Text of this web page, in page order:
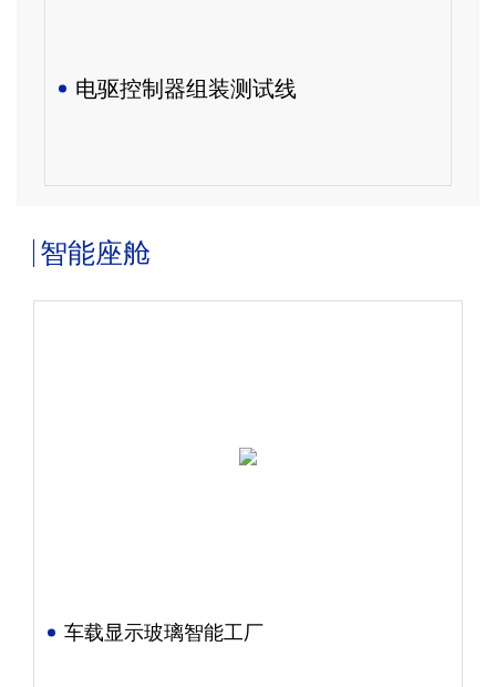
电驱控制器组装测试线
智能座舱
车载显示玻璃智能工厂